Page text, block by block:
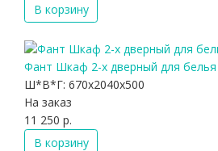
В корзину
Фант Шкаф 2-х дверный для
Ш*В*Г: 670x2040x500
На заказ
11 250 р.
В корзину